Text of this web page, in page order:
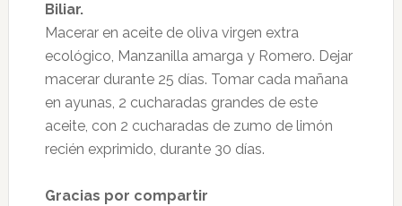
Biliar.
Macerar en aceite de oliva virgen extra
ecológico, Manzanilla amarga y Romero. Dejar
macerar durante 25 días. Tomar cada mañana
en ayunas, 2 cucharadas grandes de este
aceite, con 2 cucharadas de zumo de limón
recién exprimido, durante 30 días.
Gracias por compartir